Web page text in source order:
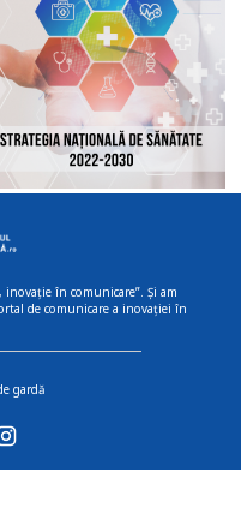
în comunicare”. Și am
de comunicare a inovației în
gardă